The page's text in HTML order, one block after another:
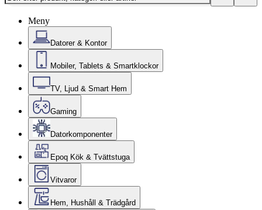
Meny
Datorer & Kontor
Mobiler, Tablets & Smartklockor
TV, Ljud & Smart Hem
Gaming
Datorkomponenter
Epoq Kök & Tvättstuga
Vitvaror
Hem, Hushåll & Trädgård